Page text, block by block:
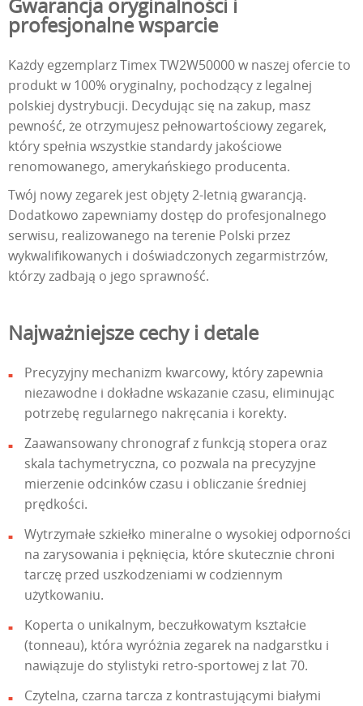
profesjonalne wsparcie
Każdy egzemplarz Timex TW2W50000 w naszej ofercie to
produkt w 100% oryginalny, pochodzący z legalnej
polskiej dystrybucji. Decydując się na zakup, masz
pewność, że otrzymujesz pełnowartościowy zegarek,
który spełnia wszystkie standardy jakościowe
renomowanego, amerykańskiego producenta.
Twój nowy zegarek jest objęty 2-letnią gwarancją.
Dodatkowo zapewniamy dostęp do profesjonalnego
serwisu, realizowanego na terenie Polski przez
wykwalifikowanych i doświadczonych zegarmistrzów,
którzy zadbają o jego sprawność.
Najważniejsze cechy i detale
Precyzyjny mechanizm kwarcowy, który zapewnia
niezawodne i dokładne wskazanie czasu, eliminując
potrzebę regularnego nakręcania i korekty.
Zaawansowany chronograf z funkcją stopera oraz
skala tachymetryczna, co pozwala na precyzyjne
mierzenie odcinków czasu i obliczanie średniej
prędkości.
Wytrzymałe szkiełko mineralne o wysokiej odporności
na zarysowania i pęknięcia, które skutecznie chroni
tarczę przed uszkodzeniami w codziennym
użytkowaniu.
Koperta o unikalnym, beczułkowatym kształcie
(tonneau), która wyróżnia zegarek na nadgarstku i
nawiązuje do stylistyki retro-sportowej z lat 70.
Czytelna, czarna tarcza z kontrastującymi białymi